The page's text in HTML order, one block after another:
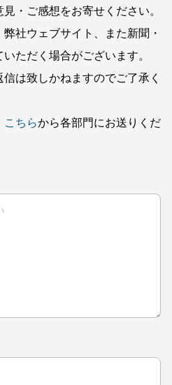
・ご感想をお寄せください。
社ウェブサイト、また新聞・
ただく場合がございます。
は致しかねますのでご了承く
こちらから各部門にお送りくだ